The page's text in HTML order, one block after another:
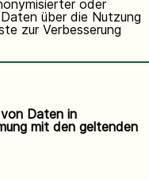
oder
über die Nutzung
zur Verbesserung
Daten in
mit den geltenden